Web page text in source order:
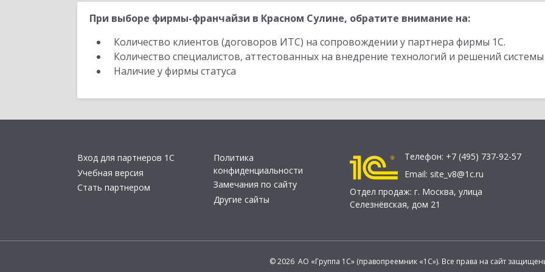
При выборе фирмы-франчайзи в Красном Сулине, обратите внимание на:
Количество клиентов (договоров ИТС) на сопровождении у партнера фирмы 1С.
Количество специалистов, аттестованных на внедрение технологий и решений
Наличие у фирмы статуса
Вход для партнеров 1С
Учебная версия
Стать партнером
Политика
конфиденциальности
Замечания по сайту
Другие сайты
Телефон: +7 (495) 737-92-57
Email: site_v8@1c.ru
Отдел продаж: г. Москва, улица
Селезнёвская, дом 21
© 2026 АО «Группа 1С» (правопреемник «1С»). Все права на сайт